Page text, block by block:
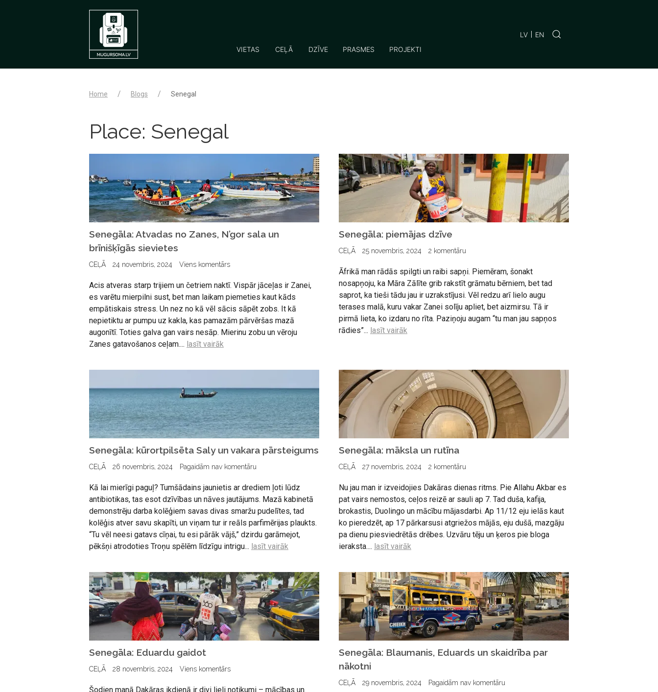
VIETAS CEĻĀ DZĪVE PRASMES PROJEKTI
LV EN
Home Blogs Senegal
Place: Senegal
Senegāla: Atvadas no Zanes, N’gor sala un
brīnišķīgās sievietes
CEĻĀ 24 novembris, 2024 Viens komentārs
Acis atveras starp trijiem un četriem naktī. Vispār jāceļas ir Zanei,
es varētu mierpilni sust, bet man laikam piemeties kaut kāds
empātiskais stress. Un nez no kā vēl sācis sāpēt zobs. It kā
nepietiktu ar pumpu uz kakla, kas pamazām pārvēršas mazā
augonītī. Toties galva gan vairs nesāp. Mierinu zobu un vēroju
Zanes gatavošanos ceļam.... lasīt vairāk
Senegāla: piemājas dzīve
CEĻĀ 25 novembris, 2024 2 komentāru
Āfrikā man rādās spilgti un raibi sapņi. Piemēram, šonakt
nosapņoju, ka Māra Zālīte grib rakstīt grāmatu bērniem, bet tad
saprot, ka tieši tādu jau ir uzrakstījusi. Vēl redzu arī lielo augu
terases malā, kuru vakar Zanei solīju apliet, bet aizmirsu. Tā ir
pirmā lieta, ko izdaru no rīta. Paziņoju augam “tu man jau sapņos
rādies”... lasīt vairāk
Senegāla: kūrortpilsēta Saly un vakara pārsteigums
CEĻĀ 26 novembris, 2024 Pagaidām nav komentāru
Kā lai mierīgi paguļ? Tumšādains jaunietis ar drediem ļoti lūdz
antibiotikas, tas esot dzīvības un nāves jautājums. Mazā kabinetā
demonstrēju darba kolēģiem savas divas smaržu pudelītes, tad
kolēģis atver savu skapīti, un viņam tur ir reāls parfimērijas plaukts.
“Tu vēl neesi gatavs cīņai, tu esi pārāk vājš,” dzirdu garāmejot,
pēkšņi atrodoties Troņu spēlēm līdzīgu intrigu... lasīt vairāk
Senegāla: māksla un rutīna
CEĻĀ 27 novembris, 2024 2 komentāru
Nu jau man ir izveidojies Dakāras dienas ritms. Pie Allahu Akbar es
pat vairs nemostos, ceļos reizē ar sauli ap 7. Tad duša, kafija,
brokastis, Duolingo un mācību mājasdarbi. Ap 11/12 eju ielās kaut
ko pieredzēt, ap 17 pārkarsusi atgriežos mājās, eju dušā, mazgāju
pa dienu piesviedrētās drēbes. Uzvāru tēju un ķeros pie bloga
ieraksta.... lasīt vairāk
Senegāla: Eduardu gaidot
CEĻĀ 28 novembris, 2024 Viens komentārs
Šodien manā Dakāras ikdienā ir divi lieli notikumi – mācības un
Senegāla: Blaumanis, Eduards un skaidrība par
nākotni
CEĻĀ 29 novembris, 2024 Pagaidām nav komentāru